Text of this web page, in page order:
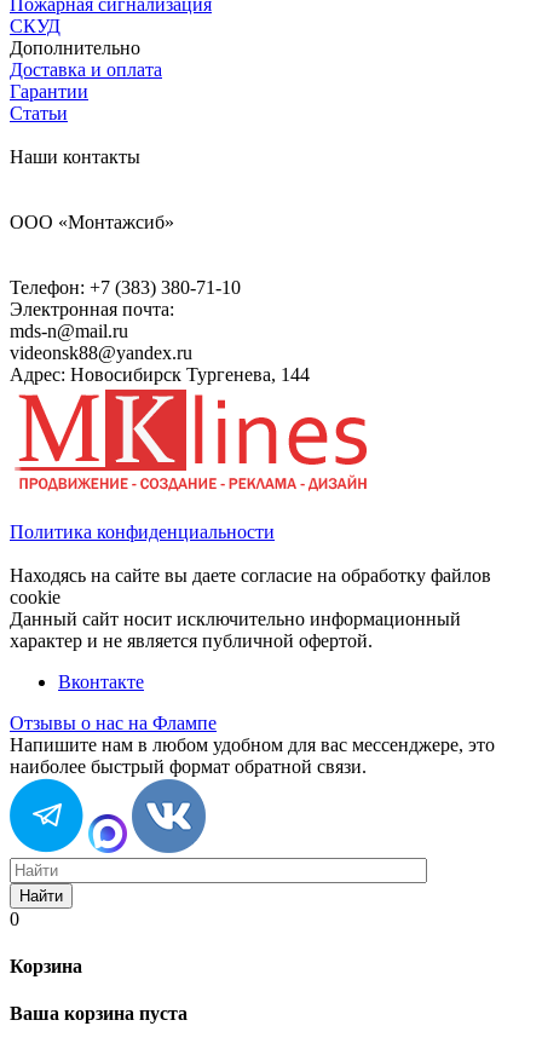
СКУД
Дополнительно
Доставка и оплата
Гарантии
Статьи
Наши контакты
ООО «Монтажсиб»
Телефон: +7 (383) 380-71-10
Электронная почта:
mds-n@mail.ru
videonsk88@yandex.ru
Адрес: Новосибирск Тургенева, 144
Политика конфиденциальности
Находясь на сайте вы даете согласие на обработку файлов
cookie
Данный сайт носит исключительно информационный
характер и не является публичной офертой.
Вконтакте
Отзывы о нас на Флампе
Напишите нам в любом удобном для вас мессенджере, это
наиболее быстрый формат обратной связи.
Найти
0
Корзина
Ваша корзина пуста